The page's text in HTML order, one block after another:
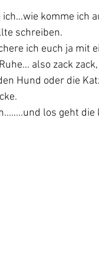
komme ich
schreiben.
ich euch ja mit
also zack
Hund oder die
los geht die